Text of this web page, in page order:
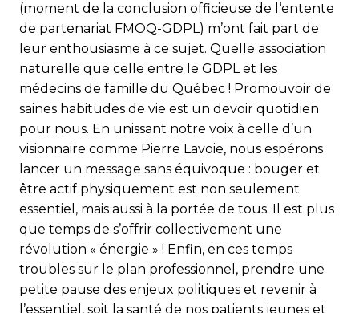
(moment de la conclusion officieuse de l‘entente
de par­te­na­riat FMOQ-GDPL) m’ont fait part de
leur enthousiasme à ce sujet. Quelle association
naturelle que celle entre le GDPL et les
médecins de famille du Québec ! Promouvoir de
saines habitudes de vie est un devoir quotidien
pour nous. En unissant notre voix à celle d’un
visionnaire comme Pierre Lavoie, nous espérons
lancer un message sans équivoque : bouger et
être actif physiquement est non seulement
essentiel, mais aussi à la portée de tous. Il est plus
que temps de s’offrir collectivement une
révolution « énergie » ! Enfin, en ces temps
troubles sur le plan professionnel, prendre une
petite pause des enjeux politiques et revenir à
l’essentiel, soit la santé de nos patients jeunes et